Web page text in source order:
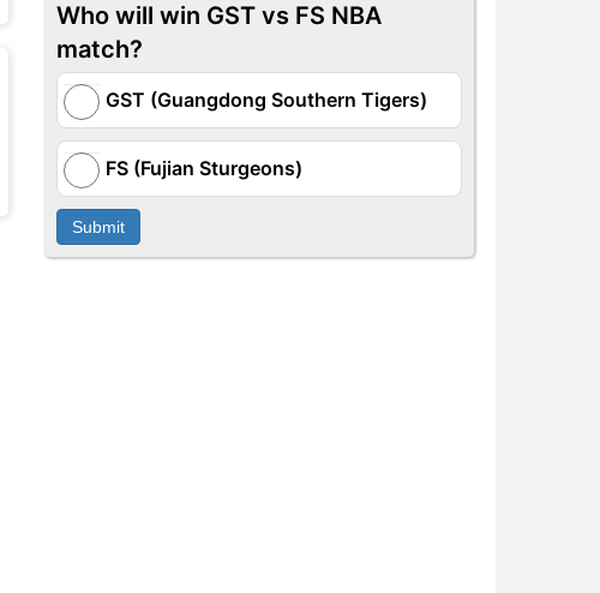
Who will win GST vs FS NBA
match?
GST (Guangdong Southern Tigers)
FS (Fujian Sturgeons)
Submit